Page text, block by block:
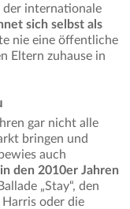
der internationale
sich selbst als
nie eine öffentliche
Eltern zuhause in
gar nicht alle
bringen und
auch
den 2010er Jahren
„Stay“, den
Harris oder die